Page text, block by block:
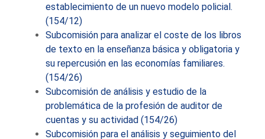
establecimiento de un nuevo modelo policial.
(154/12)
Subcomisión para analizar el coste de los libros
de texto en la enseñanza básica y obligatoria y
su repercusión en las economías familiares.
(154/26)
Subcomisión de análisis y estudio de la
problemática de la profesión de auditor de
cuentas y su actividad (154/26)
Subcomisión para el análisis y seguimiento del